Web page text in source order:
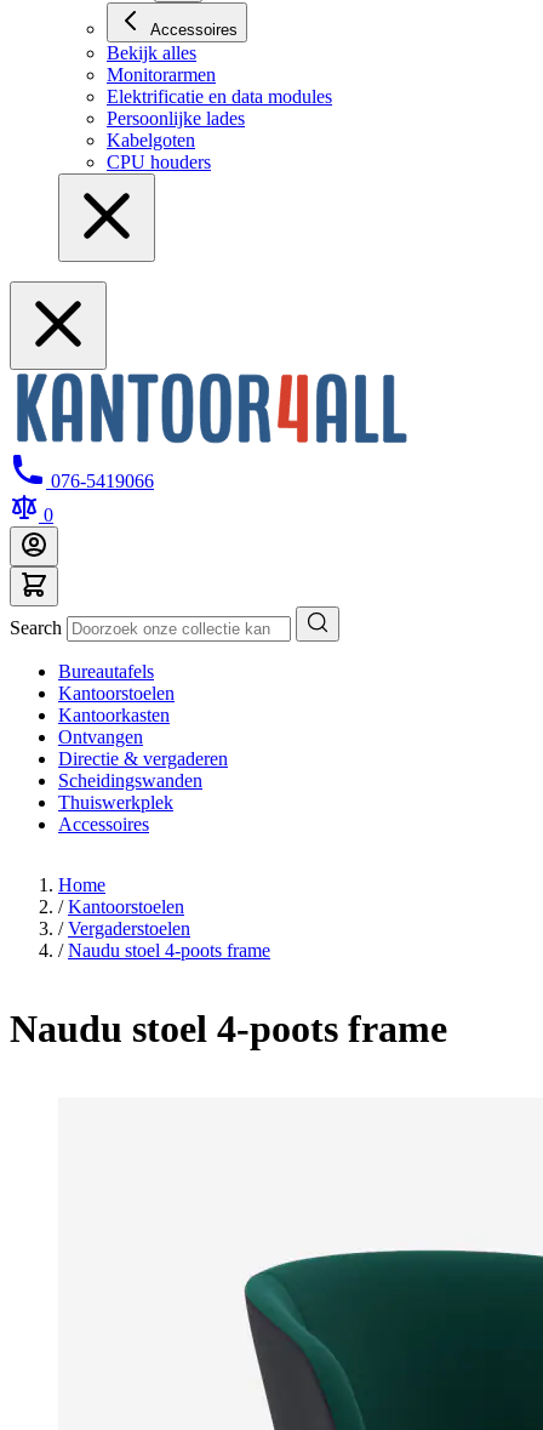
Accessoires
Bekijk alles
Monitorarmen
Elektrificatie en data modules
Persoonlijke lades
Kabelgoten
CPU houders
076-5419066
0
Search
Bureautafels
Kantoorstoelen
Kantoorkasten
Ontvangen
Directie & vergaderen
Scheidingswanden
Thuiswerkplek
Accessoires
Home
/ Kantoorstoelen
/ Vergaderstoelen
/ Naudu stoel 4-poots frame
Naudu stoel 4-poots frame